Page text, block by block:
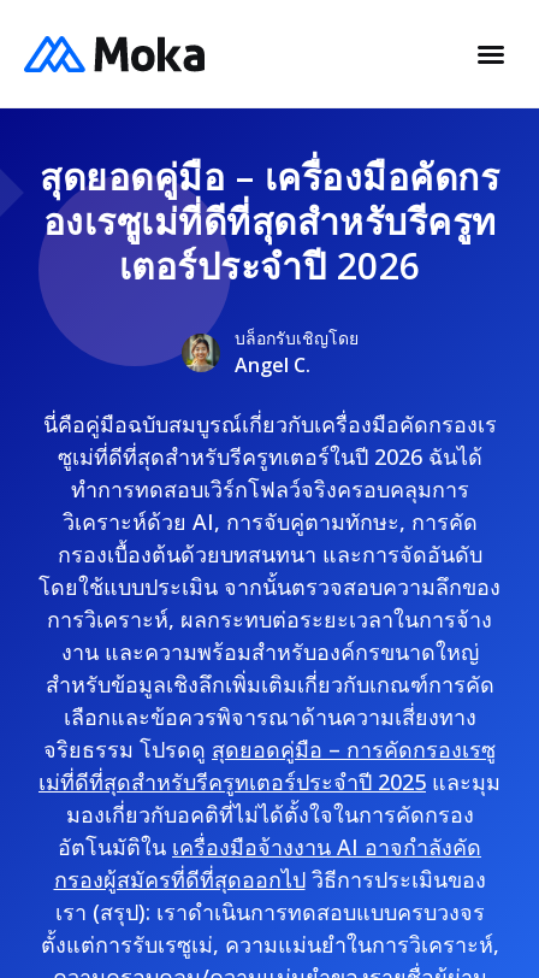
สุดยอดคู่มือ – เครื่องมือคัดกร
องเรซูเม่ที่ดีที่สุดสำหรับรีครูท
เตอร์ประจำปี 2026
บล็อกรับเชิญโดย
Angel C.
นี่คือคู่มือฉบับสมบูรณ์เกี่ยวกับเครื่องมือคัดกรองเร
ซูเม่ที่ดีที่สุดสำหรับรีครูทเตอร์ในปี 2026 ฉันได้
ทำการทดสอบเวิร์กโฟลว์จริงครอบคลุมการ
วิเคราะห์ด้วย AI, การจับคู่ตามทักษะ, การคัด
กรองเบื้องต้นด้วยบทสนทนา และการจัดอันดับ
โดยใช้แบบประเมิน จากนั้นตรวจสอบความลึกของ
การวิเคราะห์, ผลกระทบต่อระยะเวลาในการจ้าง
งาน และความพร้อมสำหรับองค์กรขนาดใหญ่
สำหรับข้อมูลเชิงลึกเพิ่มเติมเกี่ยวกับเกณฑ์การคัด
เลือกและข้อควรพิจารณาด้านความเสี่ยงทาง
จริยธรรม โปรดดู สุดยอดคู่มือ – การคัดกรองเรซู
เม่ที่ดีที่สุดสำหรับรีครูทเตอร์ประจำปี 2025 และมุม
มองเกี่ยวกับอคติที่ไม่ได้ตั้งใจในการคัดกรอง
อัตโนมัติใน เครื่องมือจ้างงาน AI อาจกำลังคัด
กรองผู้สมัครที่ดีที่สุดออกไปวิธีการประเมินของ
เรา (สรุป): เราดำเนินการทดสอบแบบครบวงจร
ตั้งแต่การรับเรซูเม่, ความแม่นยำในการวิเคราะห์,